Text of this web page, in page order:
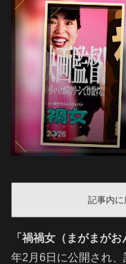
記事内に
「禍禍女（まがまが
年2月6日に公開され